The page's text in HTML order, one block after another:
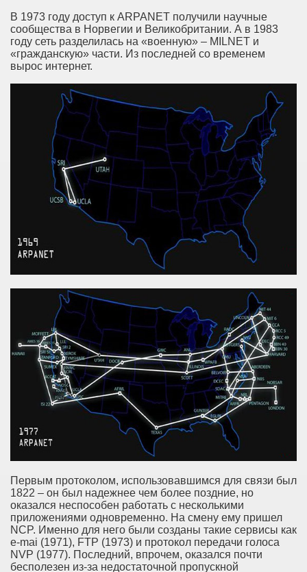
В 1973 году доступ к ARPANET получили научные
сообщества в Норвегии и Великобритании. А в 1983
году сеть разделилась на «военную» – MILNET и
«гражданскую» части. Из последней со временем
вырос интернет.
Первым протоколом, использовавшимся для связи был
1822 – он был надежнее чем более поздние, но
оказался неспособен работать с несколькими
приложениями одновременно. На смену ему пришел
NCP. Именно для него были созданы такие сервисы как
e-mai (1971), FTP (1973) и протокол передачи голоса
NVP (1977). Последний, впрочем, оказался почти
бесполезен из-за недостаточной пропускной